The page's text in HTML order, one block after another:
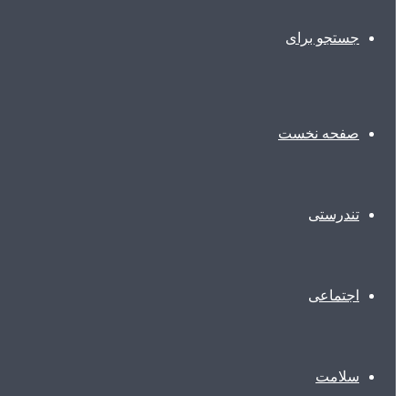
جستجو برای
صفحه نخست
تندرستی
اجتماعی
سلامت